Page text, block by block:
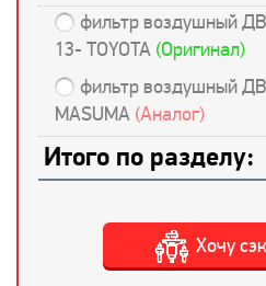
фильтр воздушный
13- TOYOTA (Оригинал)
фильтр воздушный
MASUMA (Аналог)
Итого по разделу:
Хочу